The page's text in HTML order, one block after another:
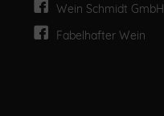
Wein Schmidt GmbH
Fabelhafter Wein